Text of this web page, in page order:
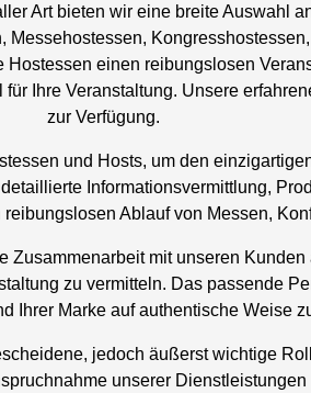
Art bieten wir eine breite Auswahl
einen reibungslosen
Ihre Veranstaltung. Unsere
zur Verfügung.
und Hosts, um den
Informationsvermittlung,
Ablauf von Messen,
mit unseren
zu vermitteln. Das passende
Ihrer Marke auf authentische Weise
jedoch äußerst wichtige
unserer